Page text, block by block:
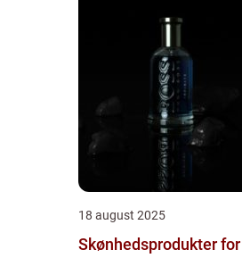
18 august 2025
Skønhedsprodukter for